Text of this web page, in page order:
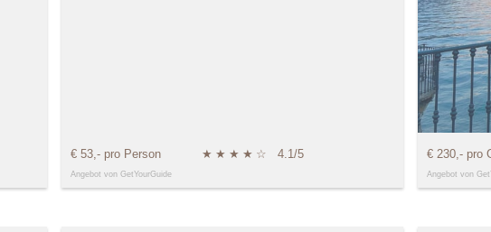
€ 53,- pro Person ★ ★ ★ ★ ☆ 4.1/5
Angebot von GetYourGuide
€ 230,- pro
Angebot von